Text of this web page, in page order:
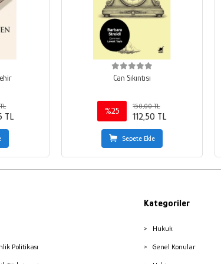
TL
Can Sıkıntısı
%25
150,00 TL
112,50 TL
Sepete Ekle
Politikası
Kategoriler
Hukuk
Genel Konular